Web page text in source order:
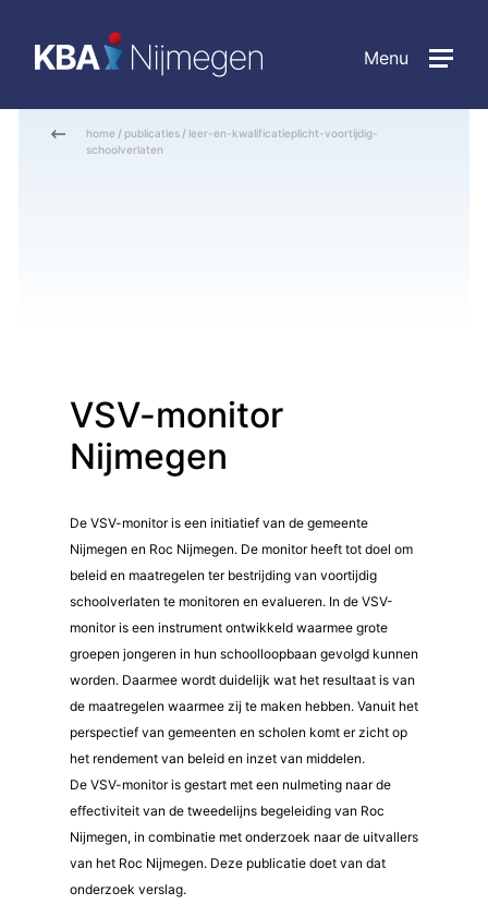
Menu
home / publicaties / leer-en-kwalificatieplicht-voortijdig-
schoolverlaten
VSV-monitor
Nijmegen
De VSV-monitor is een initiatief van de gemeente
Nijmegen en Roc Nijmegen. De monitor heeft tot doel om
beleid en maatregelen ter bestrijding van voortijdig
schoolverlaten te monitoren en evalueren. In de VSV-
monitor is een instrument ontwikkeld waarmee grote
groepen jongeren in hun schoolloopbaan gevolgd kunnen
worden. Daarmee wordt duidelijk wat het resultaat is van
de maatregelen waarmee zij te maken hebben. Vanuit het
perspectief van gemeenten en scholen komt er zicht op
het rendement van beleid en inzet van middelen.
De VSV-monitor is gestart met een nulmeting naar de
effectiviteit van de tweedelijns begeleiding van Roc
Nijmegen, in combinatie met onderzoek naar de uitvallers
van het Roc Nijmegen. Deze publicatie doet van dat
onderzoek verslag.